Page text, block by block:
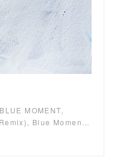
MOMENT,
Blue Momen…